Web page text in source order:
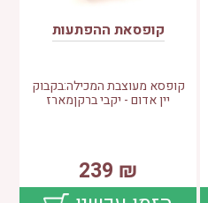
קופסאת ההפתעות
קופסא מעוצבת המכילה:בקבוק
יין אדום - יקבי ברקןמארז
₪
239